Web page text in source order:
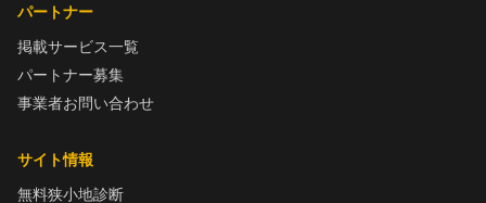
パートナー
掲載サービス一覧
パートナー募集
事業者お問い合わせ
サイト情報
無料狭小地診断